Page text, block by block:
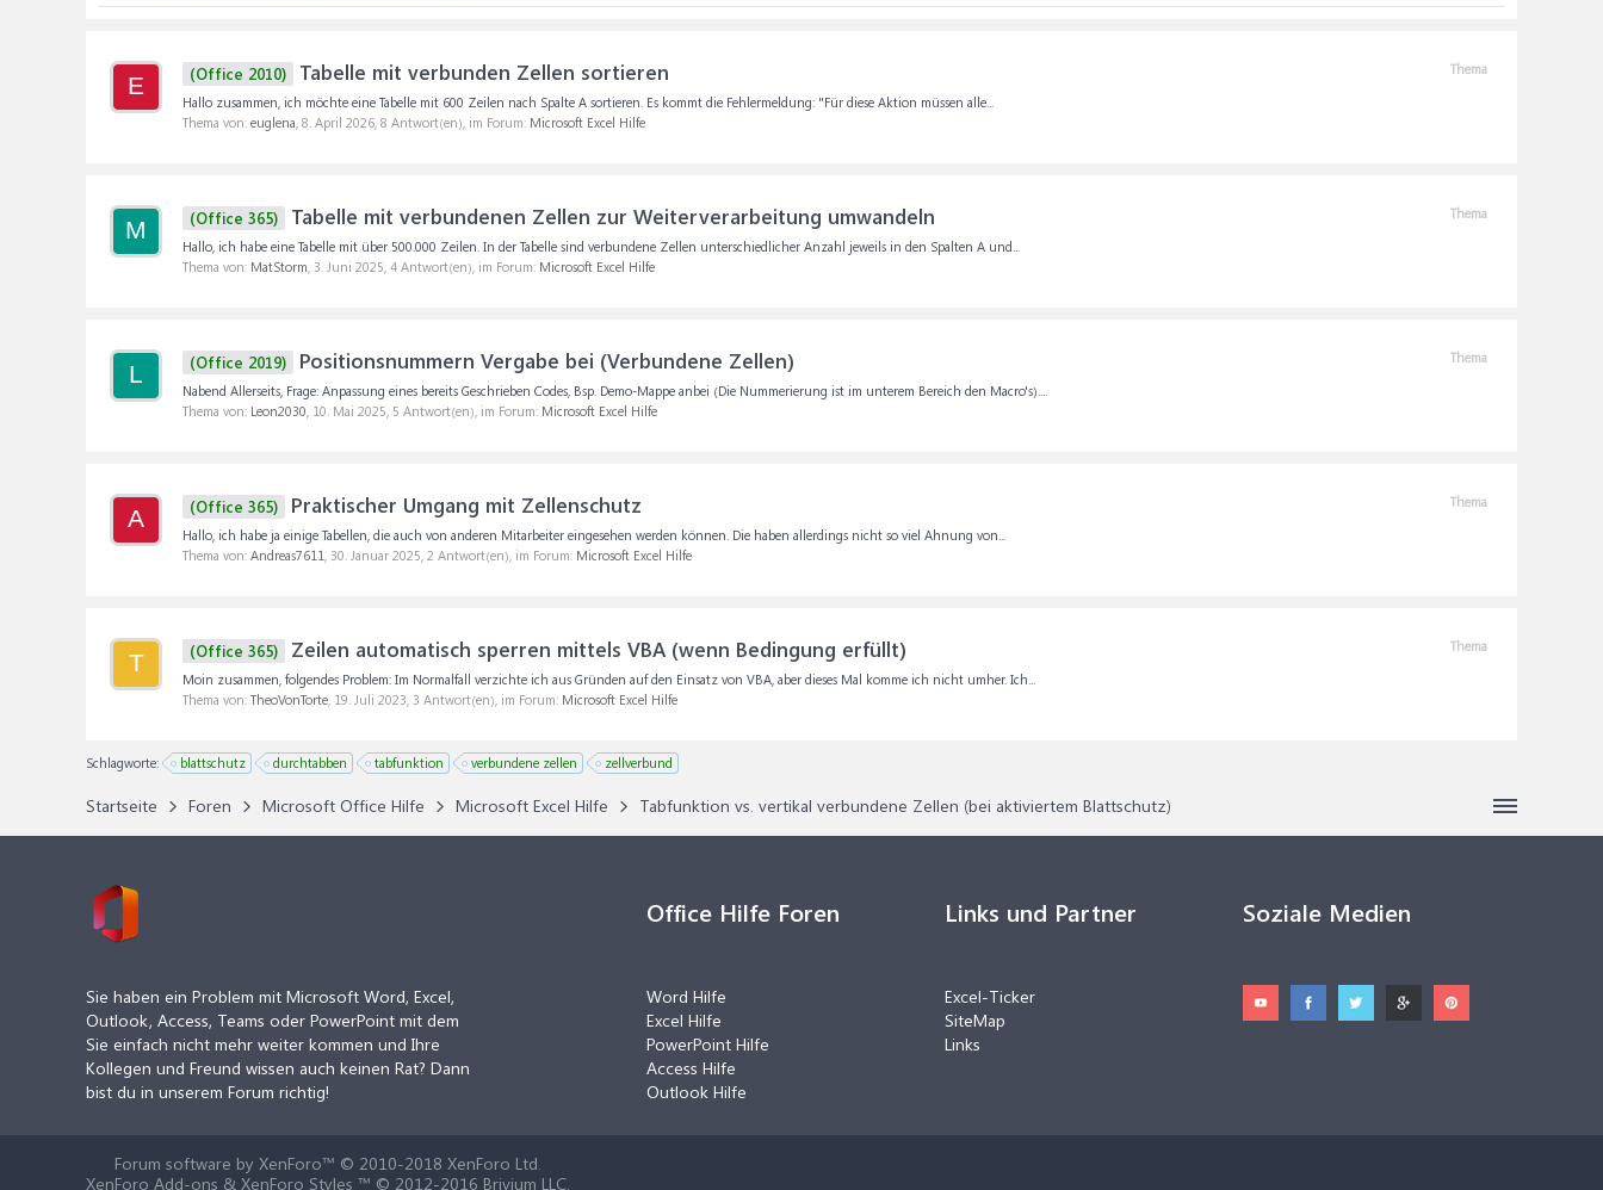
E
Thema
(Office 2010) Tabelle mit verbunden Zellen sortieren
Hallo zusammen, ich möchte eine Tabelle mit 600 Zeilen nach Spalte A sortieren. Es kommt die Fehlermeldung: "Für diese Aktion müssen alle...
Thema von: euglena, 8. April 2026, 8 Antwort(en), im Forum: Microsoft Excel Hilfe
M
Thema
(Office 365) Tabelle mit verbundenen Zellen zur Weiterverarbeitung umwandeln
Hallo, ich habe eine Tabelle mit über 500.000 Zeilen. In der Tabelle sind verbundene Zellen unterschiedlicher Anzahl jeweils in den Spalten A und...
Thema von: MatStorm, 3. Juni 2025, 4 Antwort(en), im Forum: Microsoft Excel Hilfe
L
Thema
(Office 2019) Positionsnummern Vergabe bei (Verbundene Zellen)
Nabend Allerseits, Frage: Anpassung eines bereits Geschrieben Codes, Bsp. Demo-Mappe anbei (Die Nummerierung ist im unterem Bereich den Macro's)....
Thema von: Leon2030, 10. Mai 2025, 5 Antwort(en), im Forum: Microsoft Excel Hilfe
A
Thema
(Office 365) Praktischer Umgang mit Zellenschutz
Hallo, ich habe ja einige Tabellen, die auch von anderen Mitarbeiter eingesehen werden können. Die haben allerdings nicht so viel Ahnung von...
Thema von: Andreas7611, 30. Januar 2025, 2 Antwort(en), im Forum: Microsoft Excel Hilfe
T
Thema
(Office 365) Zeilen automatisch sperren mittels VBA (wenn Bedingung erfüllt)
Moin zusammen, folgendes Problem: Im Normalfall verzichte ich aus Gründen auf den Einsatz von VBA, aber dieses Mal komme ich nicht umher. Ich...
Thema von: TheoVonTorte, 19. Juli 2023, 3 Antwort(en), im Forum: Microsoft Excel Hilfe
Schlagworte: blattschutz durchtabben tabfunktion verbundene zellen zellverbund
Startseite Foren Microsoft Office Hilfe Microsoft Excel Hilfe Tabfunktion vs. vertikal verbundene Zellen (bei aktiviertem Blattschutz)
Sie haben ein Problem mit Microsoft Word, Excel,
Outlook, Access, Teams oder PowerPoint mit dem
Sie einfach nicht mehr weiter kommen und Ihre
Kollegen und Freund wissen auch keinen Rat? Dann
bist du in unserem Forum richtig!
Office Hilfe Foren
Word Hilfe
Excel Hilfe
PowerPoint Hilfe
Access Hilfe
Outlook Hilfe
Links und Partner
Excel-Ticker
SiteMap
Links
Soziale Medien
Forum software by XenForo™ © 2010-2018 XenForo Ltd.
XenForo Add-ons & XenForo Styles ™ © 2012-2016 Brivium LLC.